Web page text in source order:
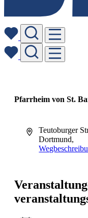
Pfarrheim von St.
AdresseTeutoburger
Dortmund,